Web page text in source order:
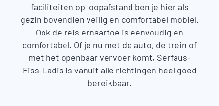
faciliteiten op loopafstand ben je hier als
gezin bovendien veilig en comfortabel mobiel.
Ook de reis ernaartoe is eenvoudig en
comfortabel. Of je nu met de auto, de trein of
met het openbaar vervoer komt, Serfaus-
Fiss-Ladis is vanuit alle richtingen heel goed
bereikbaar.